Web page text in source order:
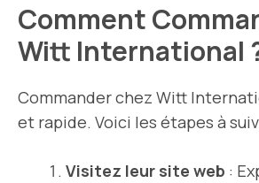
Comment
Witt International
Commander chez Witt
et rapide. Voici les étapes à
Visitez leur site web :